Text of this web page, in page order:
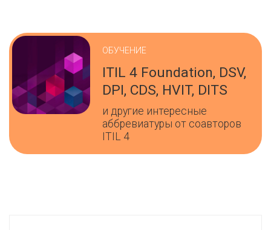
ОБУЧЕНИЕ
ITIL 4 Foundation, DSV,
DPI, CDS, HVIT, DITS
и другие интересные
аббревиатуры от соавторов
ITIL 4